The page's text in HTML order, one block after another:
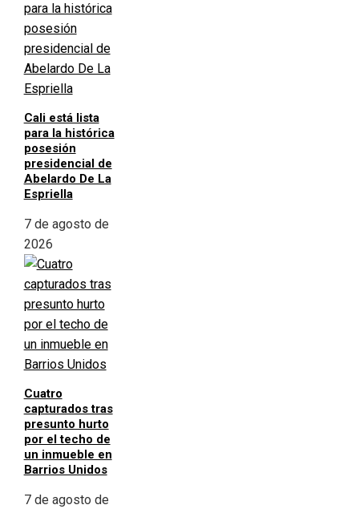
Cali está lista
para la histórica
posesión
presidencial de
Abelardo De La
Espriella
7 de agosto de
2026
Cuatro
capturados tras
presunto hurto
por el techo de
un inmueble en
Barrios Unidos
7 de agosto de